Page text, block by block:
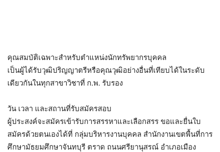
คุณสมบัติเฉพาะสำหรับตำแหน่งนักทรัพยากรบุคคล
เป็นผู้ได้รับวุฒิปริญญาตรีหรือคุณวุฒิอย่างอื่นที่เทียบได้ในระดับ
เดียวกันในทุกสาขาวิชาที่ ก.พ. รับรอง
วัน เวลา และสถานที่รับสมัครสอบ
ผู้ประสงค์จะสมัครเข้ารับการสรรหาและเลือกสรร ขอและยื่นใบ
สมัครด้วยตนเองได้ที่ กลุ่มบริหารงานบุคคล สำนักงานเขตพื้นที่การ
ศึกษามัธยมศึกษาจันทบุรี ตราด ถนนศรียานุสรณ์ อำเภอเมือง